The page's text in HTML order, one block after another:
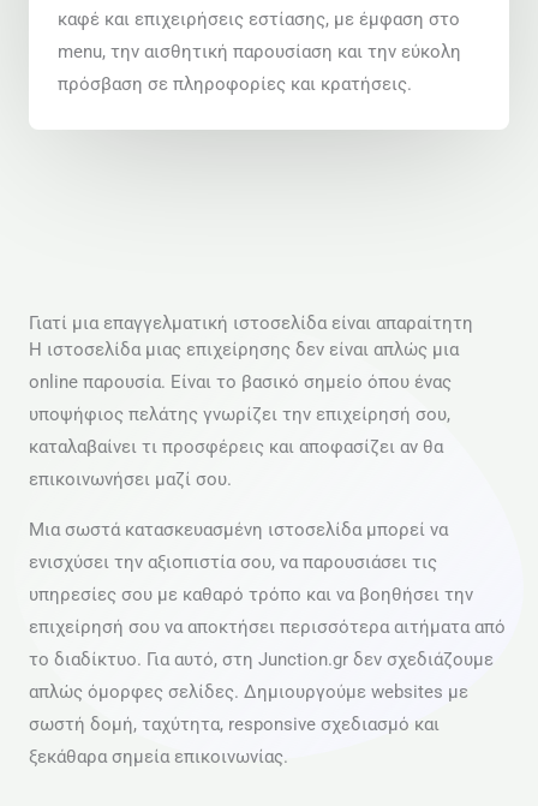
καφέ και επιχειρήσεις εστίασης, με έμφαση στο
menu, την αισθητική παρουσίαση και την εύκολη
πρόσβαση σε πληροφορίες και κρατήσεις.
Γιατί μια επαγγελματική ιστοσελίδα είναι απαραίτητη
Η ιστοσελίδα μιας επιχείρησης δεν είναι απλώς μια
online παρουσία. Είναι το βασικό σημείο όπου ένας
υποψήφιος πελάτης γνωρίζει την επιχείρησή σου,
καταλαβαίνει τι προσφέρεις και αποφασίζει αν θα
επικοινωνήσει μαζί σου.
Μια σωστά κατασκευασμένη ιστοσελίδα μπορεί να
ενισχύσει την αξιοπιστία σου, να παρουσιάσει τις
υπηρεσίες σου με καθαρό τρόπο και να βοηθήσει την
επιχείρησή σου να αποκτήσει περισσότερα αιτήματα από
το διαδίκτυο. Για αυτό, στη Junction.gr δεν σχεδιάζουμε
απλώς όμορφες σελίδες. Δημιουργούμε websites με
σωστή δομή, ταχύτητα, responsive σχεδιασμό και
ξεκάθαρα σημεία επικοινωνίας.